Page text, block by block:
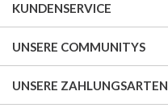
KUNDENSERVICE
UNSERE COMMUNITYS
UNSERE ZAHLUNGSARTEN